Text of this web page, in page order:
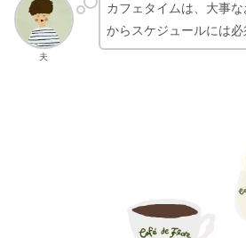
夫
カフェタイムは、大事
からスケジュールには